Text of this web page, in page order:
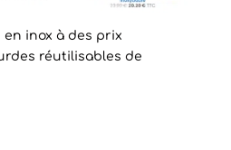
inox à des prix
réutilisables de